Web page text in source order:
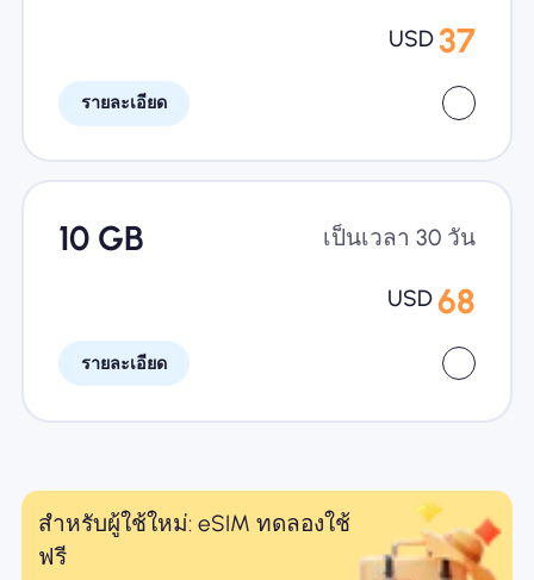
USD 37
รายละเอียด
10 GB เป็นเวลา 30 วัน
USD 68
รายละเอียด
สำหรับผู้ใช้ใหม่: eSIM ทดลองใช้
ฟรี